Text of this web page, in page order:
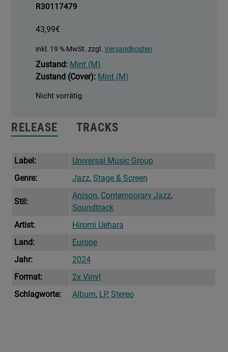
R30117479
43,99€
inkl. 19 % MwSt. zzgl.Versandkosten
Zustand: Mint (M)
Zustand (Cover): Mint (M)
Nicht vorrätig
RELEASE TRACKS
Label:
Universal Music Group
Genre:
Jazz, Stage & Screen
Stil:
Anison, Contemporary Jazz,
Soundtrack
Artist:
Hiromi Uehara
Land:
Europe
Jahr:
2024
Format:
2x Vinyl
Schlagworte:
Album, LP, Stereo